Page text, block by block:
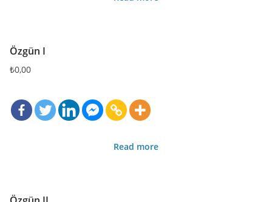
Özgün I
₺0,00
Read more